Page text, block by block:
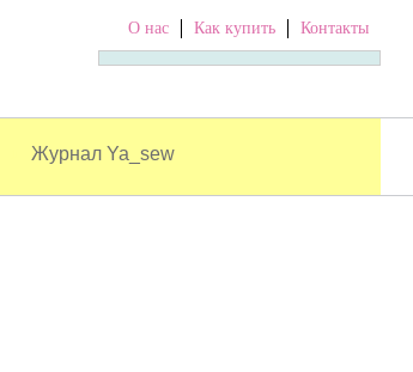
О нас Как купить Контакты
Журнал Ya_sew